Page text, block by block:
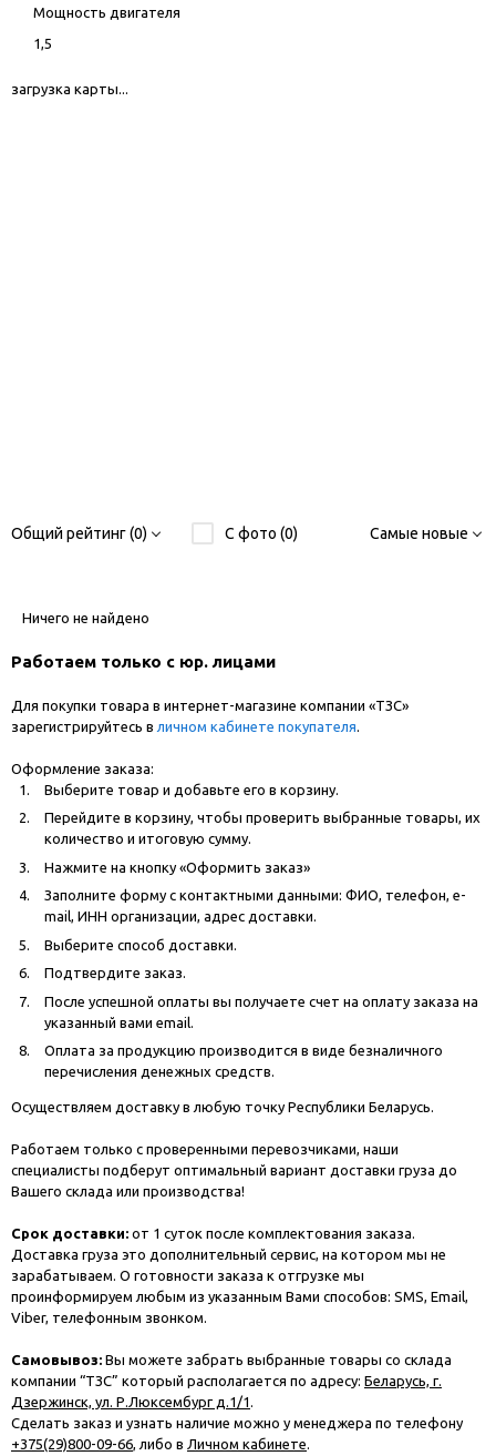
Мощность двигателя
1,5
загрузка карты...
Общий рейтинг (0) С фото (0) Самые новые
Ничего не найдено
Работаем только с юр. лицами
Для покупки товара в интернет-магазине компании «ТЗС»
зарегистрируйтесь в личном кабинете покупателя.
Оформление заказа:
Выберите товар и добавьте его в корзину.
Перейдите в корзину, чтобы проверить выбранные товары, их
количество и итоговую сумму.
Нажмите на кнопку «Оформить заказ»
Заполните форму с контактными данными: ФИО, телефон, e-
mail, ИНН организации, адрес доставки.
Выберите способ доставки.
Подтвердите заказ.
После успешной оплаты вы получаете счет на оплату заказа на
указанный вами email.
Оплата за продукцию производится в виде безналичного
перечисления денежных средств.
Осуществляем доставку в любую точку Республики Беларусь.
Работаем только с проверенными перевозчиками, наши
специалисты подберут оптимальный вариант доставки груза до
Вашего склада или производства!
Срок доставки: от 1 суток после комплектования заказа.
Доставка груза это дополнительный сервис, на котором мы не
зарабатываем. О готовности заказа к отгрузке мы
проинформируем любым из указанным Вами способов: SMS, Email,
Viber, телефонным звонком.
Самовывоз: Вы можете забрать выбранные товары со склада
компании “ТЗС” который располагается по адресу: Беларусь, г.
Дзержинск, ул. Р.Люксембург д.1/1 .
Сделать заказ и узнать наличие можно у менеджера по телефону
+375(29)800-09-66, либо в Личном кабинете.